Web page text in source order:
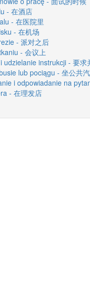
- 在酒店
- 在医院里
- 在机场
- 派对之后
- 会议上
udzielanie instrukcji - 要求
lub pociągu - 坐公共
i odpowiadanie na
- 在理发店